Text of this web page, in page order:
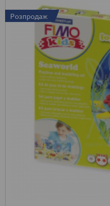
Розпродаж